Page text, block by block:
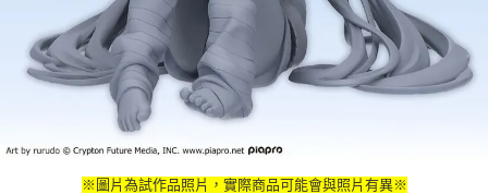
※圖片為試作品照片，實際商品可能會與照片有異※